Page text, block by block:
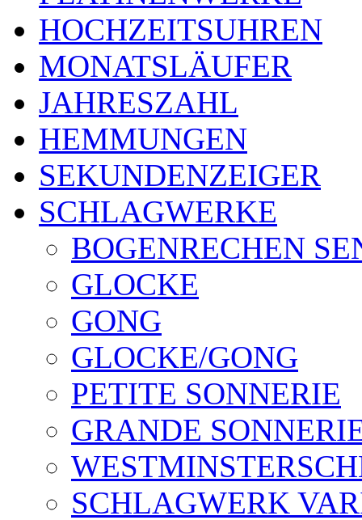
HOCHZEITSUHREN
MONATSLÄUFER
JAHRESZAHL
HEMMUNGEN
SEKUNDENZEIGER
SCHLAGWERKE
BOGENRECHEN
GLOCKE
GONG
GLOCKE/GONG
PETITE SONNERIE
GRANDE
SCHLAGWERK